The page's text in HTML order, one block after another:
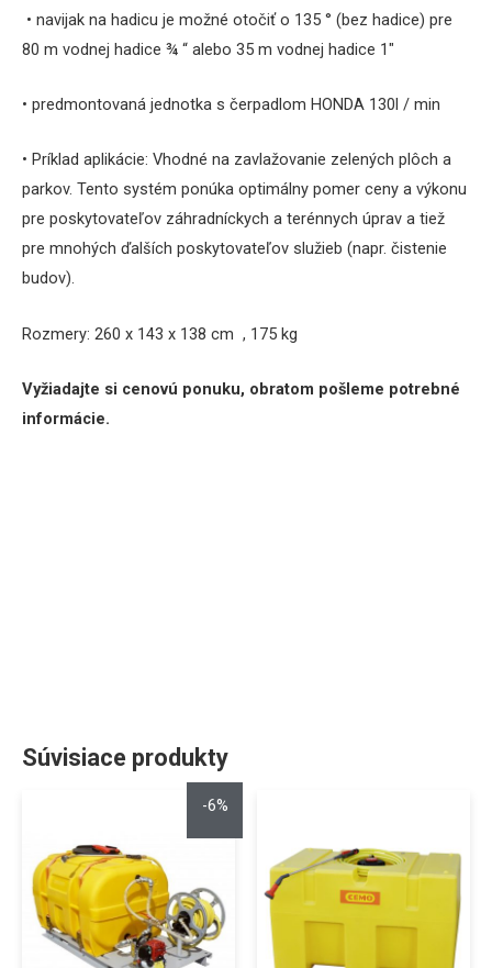
• navijak na hadicu je možné otočiť o 135 ° (bez hadice) pre
80 m vodnej hadice ¾ “ alebo 35 m vodnej hadice 1″
• predmontovaná jednotka s čerpadlom HONDA 130l / min
• Príklad aplikácie: Vhodné na zavlažovanie zelených plôch a
parkov. Tento systém ponúka optimálny pomer ceny a výkonu
pre poskytovateľov záhradníckych a terénnych úprav a tiež
pre mnohých ďalších poskytovateľov služieb (napr. čistenie
budov).
Rozmery: 260 x 143 x 138 cm , 175 kg
Vyžiadajte si cenovú ponuku, obratom pošleme potrebné
informácie.
Súvisiace produkty
-6%